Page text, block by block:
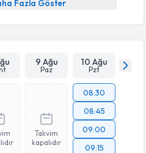
Fazla Göster
9 Ağu
Paz
10 Ağu
Pzt
Takvim
kapalıdır
08:30
08:45
09:00
09:15